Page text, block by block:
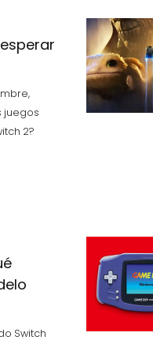
juegos
2?
Switch